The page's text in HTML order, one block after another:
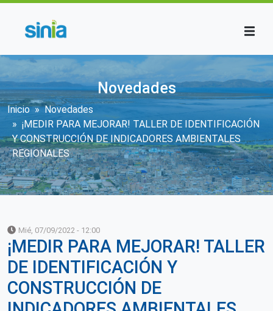
Novedades
Sobrescribir enlaces de ayuda a la
Inicio
Novedades
¡MEDIR PARA MEJORAR! TALLER DE IDENTIFICACIÓN
Y CONSTRUCCIÓN DE INDICADORES AMBIENTALES
REGIONALES
Mié, 07/09/2022 - 12:00
¡MEDIR PARA MEJORAR! TALLER
DE IDENTIFICACIÓN Y
CONSTRUCCIÓN DE